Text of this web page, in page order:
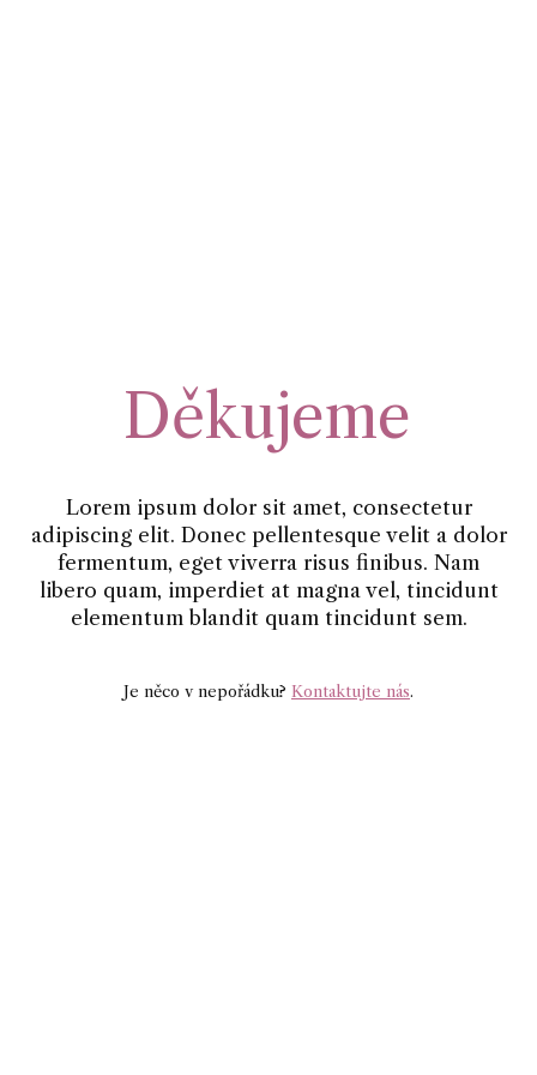
Děkujeme
Lorem ipsum dolor sit amet, consectetur
adipiscing elit. Donec pellentesque velit a dolor
fermentum, eget viverra risus finibus. Nam
libero quam, imperdiet at magna vel, tincidunt
elementum blandit quam tincidunt sem.
Je něco v nepořádku? Kontaktujte nás.